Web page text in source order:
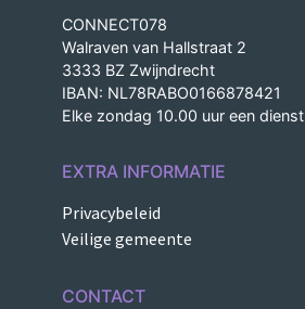
CONNECT078
Walraven van Hallstraat 2
3333 BZ Zwijndrecht
IBAN: NL78RABO0166878421
Elke zondag 10.00 uur een dienst
EXTRA INFORMATIE
Privacybeleid
Veilige gemeente
CONTACT